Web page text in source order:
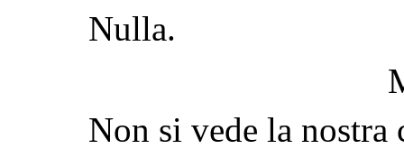
Nulla.
Non si vede la nostra